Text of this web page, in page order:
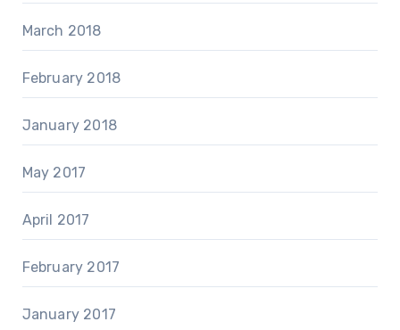
March 2018
February 2018
January 2018
May 2017
April 2017
February 2017
January 2017